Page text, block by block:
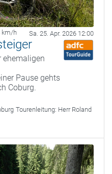
km/h Sa. 25. Apr. 2026 12:00
ehemaligen
Pause gehts
Coburg.
Tourenleitung: Herr Roland